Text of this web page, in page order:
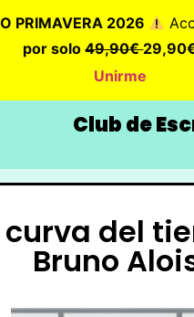
PRIMAVERA 2026
por solo49,90€
Unirme
Club de
curva del
Bruno